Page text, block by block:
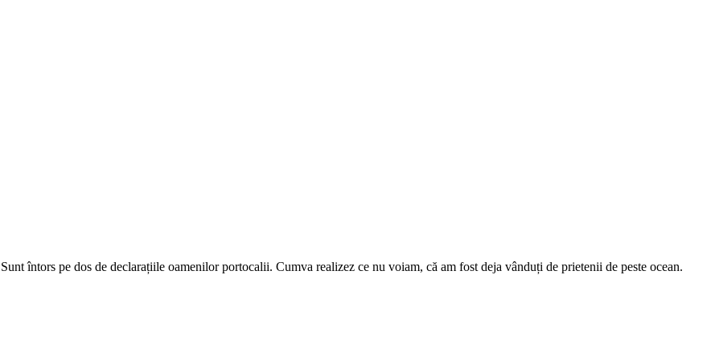
întors pe dos de declarațiile oamenilor portocalii. Cumva realizez ce nu voiam, că am fost deja vânduți de prietenii de peste ocean.